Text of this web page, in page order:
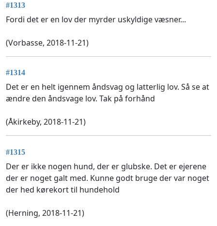
#1313
Fordi det er en lov der myrder uskyldige væsner...
(Vorbasse, 2018-11-21)
#1314
Det er en helt igennem åndsvag og latterlig lov. Så se at
ændre den åndsvage lov. Tak på forhånd
(Åkirkeby, 2018-11-21)
#1315
Der er ikke nogen hund, der er glubske. Det er ejerene
der er noget galt med. Kunne godt bruge der var noget
der hed kørekort til hundehold
(Herning, 2018-11-21)